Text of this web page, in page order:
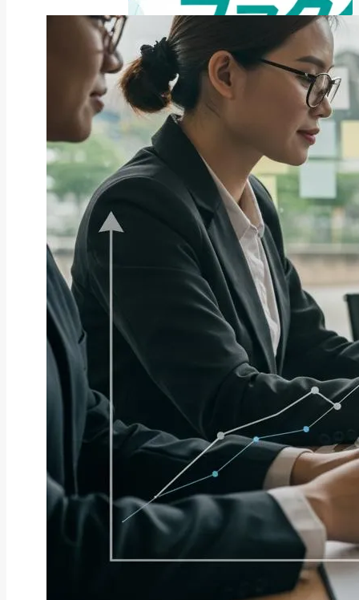
ファクタリング
ファクタリングとは？仕組み・メ
リット・注意点と...
2026年8月6日